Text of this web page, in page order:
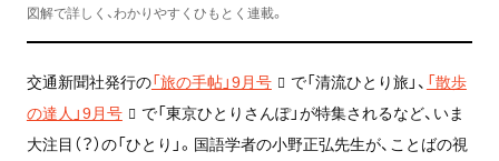
図解で詳しく、わかりやすくひもとく連載。
交通新聞社発行の「旅の手帖」9月号 で「清流ひとり旅」、 「散歩
の達人」9月号
で「東京ひとりさんぽ」が特集されるなど、いま
大注目（？）の「ひとり」。国語学者の小野正弘先生が、ことばの視